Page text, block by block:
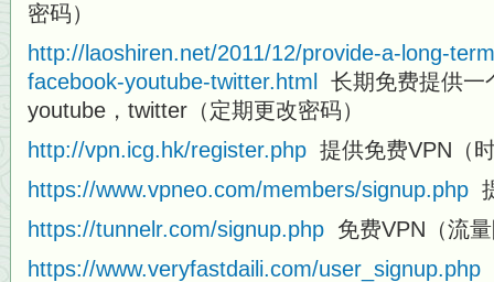
密码）
http://laoshiren.net/2011/12/provide-a-long-
facebook-youtube-twitter.html
长期免费提供一
youtube，twitter（定期更改密码）
http://vpn.icg.hk/register.php 提供免费VPN（
https://www.vpneo.com/members/signup.php
https://tunnelr.com/signup.php 免费VPN（流
https://www.veryfastdaili.com/user_signup.php